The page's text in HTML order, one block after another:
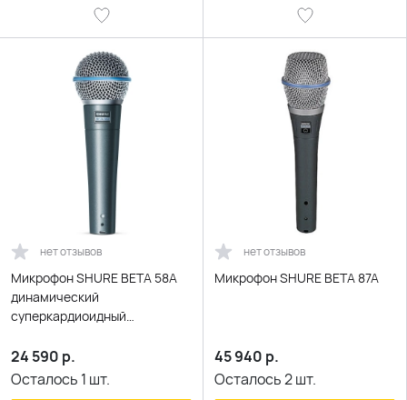
нет отзывов
Микрофон SHURE BETA 58A
динамический
суперкардиоидный
24 590 р.
Осталось 1 шт.
нет отзывов
Микрофон SHURE BETA 87А
45 940 р.
Осталось2шт.